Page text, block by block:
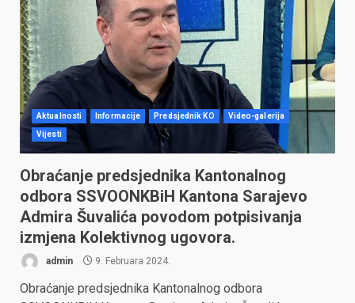
Aktualnosti Informacije Predsjednik KO Video-galerija
Vijesti
Obraćanje predsjednika Kantonalnog
odbora SSVOONKBiH Kantona Sarajevo
Admira Šuvalića povodom potpisivanja
izmjena Kolektivnog ugovora.
admin 9. Februara 2024.
Obraćanje predsjednika Kantonalnog odbora